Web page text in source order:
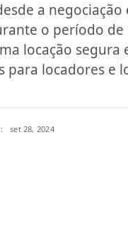
a
o período
locação segura
para locadores e
set 28, 2024